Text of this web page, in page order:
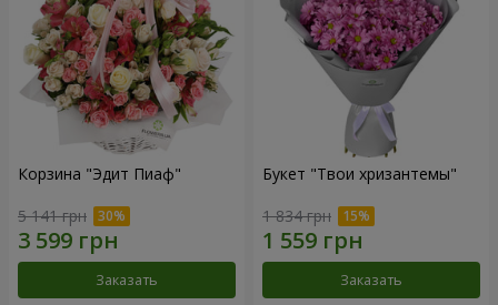
Корзина "Эдит Пиаф"
5 141 грн
Заказать
Букет "Твои хризантемы"
1 834 грн
Заказать